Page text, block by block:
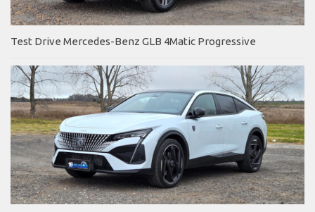
Test Drive Mercedes-Benz GLB 4Matic Progressive